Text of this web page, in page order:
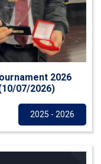
2026
07/2026)
2025 - 2026